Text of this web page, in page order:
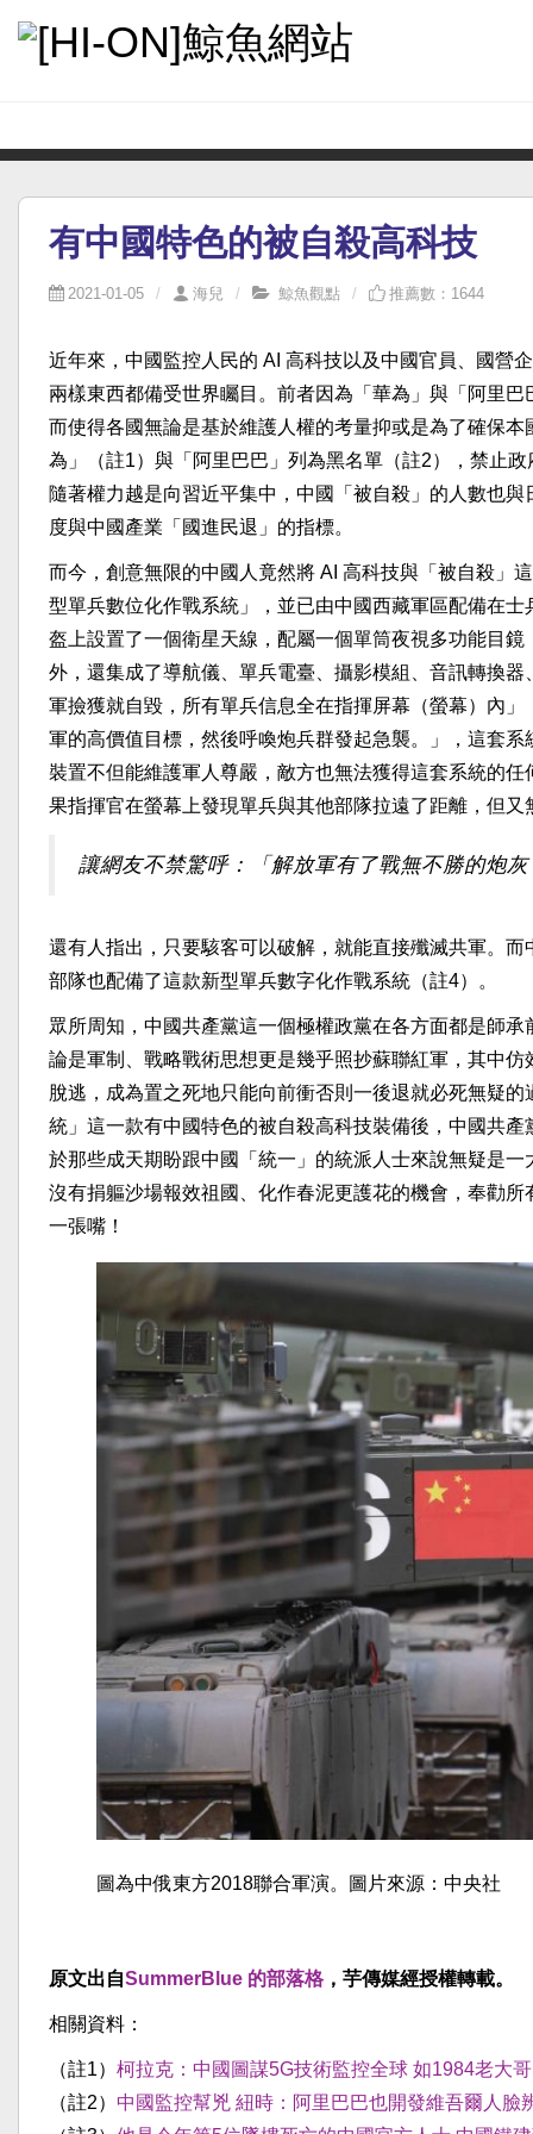
有中國特色的被自殺高科技
2021-01-05 海兒 鯨魚觀點 推薦數：1644
近年來，中國監控人民的 AI 高科技以及中國官員、國營
兩樣東西都備受世界矚目。前者因為「華為」與「阿里
而使得各國無論是基於維護人權的考量抑或是為了確保
為」（註1）與「阿里巴巴」列為黑名單（註2），禁止
隨著權力越是向習近平集中，中國「被自殺」的人數也
度與中國產業「國進民退」的指標。
而今，創意無限的中國人竟然將 AI 高科技與「被自殺」
型單兵數位化作戰系統」，並已由中國西藏軍區配備在
盔上設置了一個衛星天線，配屬一個單筒夜視多功能目
外，還集成了導航儀、單兵電臺、攝影模組、音訊轉換
軍撿獲就自毀，所有單兵信息全在指揮屏幕（螢幕）內
軍的高價值目標，然後呼喚炮兵群發起急襲。」，這套
裝置不但能維護軍人尊嚴，敵方也無法獲得這套系統的
果指揮官在螢幕上發現單兵與其他部隊拉遠了距離，但
讓網友不禁驚呼：「解放軍有了戰無不勝的炮
還有人指出，只要駭客可以破解，就能直接殲滅共軍。
部隊也配備了這款新型單兵數字化作戰系統（註4）。
眾所周知，中國共產黨這一個極權政黨在各方面都是師
論是軍制、戰略戰術思想更是幾乎照抄蘇聯紅軍，其中
脫逃，成為置之死地只能向前衝否則一後退就必死無疑
統」這一款有中國特色的被自殺高科技裝備後，中國共
於那些成天期盼跟中國「統一」的統派人士來說無疑是
沒有捐軀沙場報效祖國、化作春泥更護花的機會，奉勸
一張嘴！
圖為中俄東方2018聯合軍演。圖片來源：中央社
原文出自SummerBlue 的部落格 ，芋傳媒經授權轉載。
相關資料：
（註1） 柯拉克：中國圖謀5G技術監控全球 如1984老大哥
（註2） 中國監控幫兇 紐時：阿里巴巴也開發維吾爾人臉